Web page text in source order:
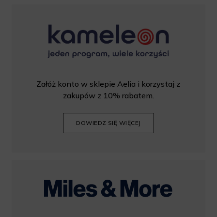
Załóż konto w sklepie Aelia i korzystaj z
zakupów z 10% rabatem.
DOWIEDZ SIĘ WIĘCEJ